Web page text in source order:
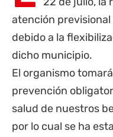
atención
debido a la
dicho municipio.
El organismo
prevención
salud de nuestros
por lo cual se ha